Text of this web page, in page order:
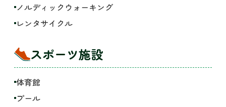
ノルディックウォーキング
レンタサイクル
スポーツ施設
体育館
プール